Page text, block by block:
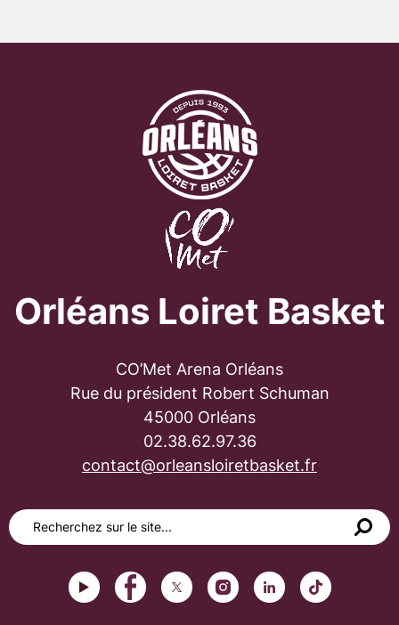
Orléans Loiret Basket
CO’Met Arena Orléans
Rue du président Robert Schuman
45000 Orléans
02.38.62.97.36
contact@orleansloiretbasket.fr